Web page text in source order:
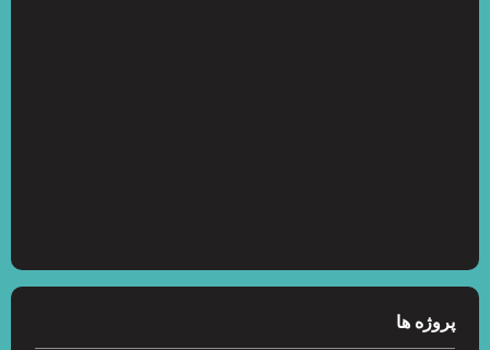
پروژه ها